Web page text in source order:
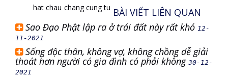
hat chau chang cung tu BÀI VIẾT LIÊN QUAN
Sao Đạo Phật lập ra ở trái đất này rất khó 12-
11-2021
Sống độc thân, không vợ, không chồng dễ giải
thoát hơn người có gia đình có phải không 30-12-
2021